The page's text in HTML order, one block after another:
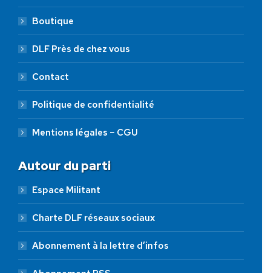
Boutique
DLF Près de chez vous
Contact
Politique de confidentialité
Mentions légales – CGU
Autour du parti
Espace Militant
Charte DLF réseaux sociaux
Abonnement à la lettre d’infos